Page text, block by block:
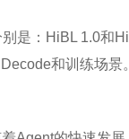
是：HiBL 1.0和
和训练场景。